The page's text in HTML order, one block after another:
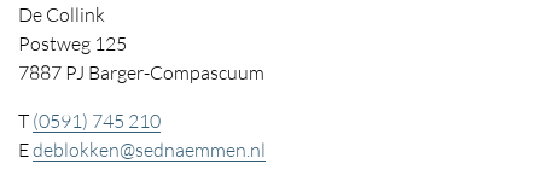
De Collink
Postweg 125
7887 PJ Barger-Compascuum
T (0591) 745 210
Edeblokken@sednaemmen.nl